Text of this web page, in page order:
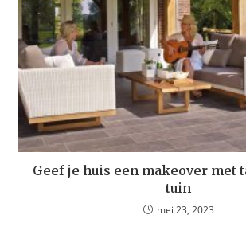
Geef je huis een makeover met
tuin
mei 23, 2023